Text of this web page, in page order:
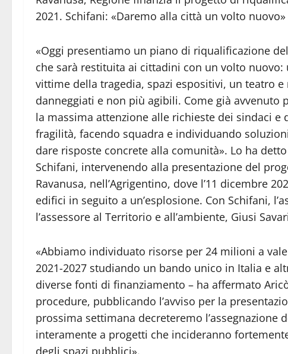
2021. Schifani: «Daremo alla città un volto nuovo»
«Oggi presentiamo un piano di riqualificazione
che sarà restituita ai cittadini con un volto
vittime della tragedia, spazi espositivi, un teatro
danneggiati e non più agibili. Come già
la massima attenzione alle richieste dei sindaci
fragilità, facendo squadra e individuando
dare risposte concrete alla comunità». Lo ha
Schifani, intervenendo alla presentazione del
Ravanusa, nell’Agrigentino, dove l’11 dicembre
edifici in seguito a un’esplosione. Con Schifani,
l’assessore al Territorio e all’ambiente, Giusi
«Abbiamo individuato risorse per 24 milioni a
2021-2027 studiando un bando unico in Italia e
diverse fonti di finanziamento – ha affermato
procedure, pubblicando l’avviso per la
prossima settimana decreteremo l’assegnazione
interamente a progetti che incideranno
degli spazi pubblici».